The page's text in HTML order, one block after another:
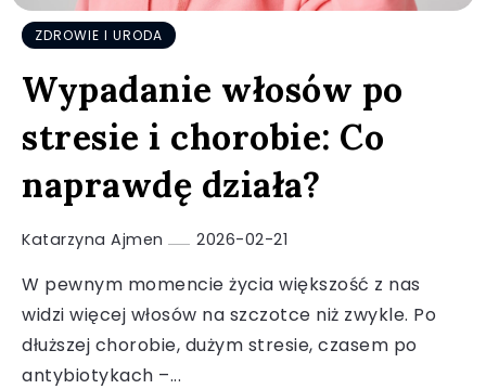
ZDROWIE I URODA
Wypadanie włosów po
stresie i chorobie: Co
naprawdę działa?
Katarzyna Ajmen 2026-02-21
W pewnym momencie życia większość z nas
widzi więcej włosów na szczotce niż zwykle. Po
dłuższej chorobie, dużym stresie, czasem po
antybiotykach –...